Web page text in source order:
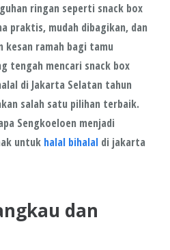
ringan seperti snack box
praktis, mudah dibagikan, dan
ramah bagi tamu
tengah mencari snack box
di Jakarta Selatan tahun
salah satu pilihan terbaik.
Sengkoeloen menjadi
untuk halal bihalal di jakarta
dan